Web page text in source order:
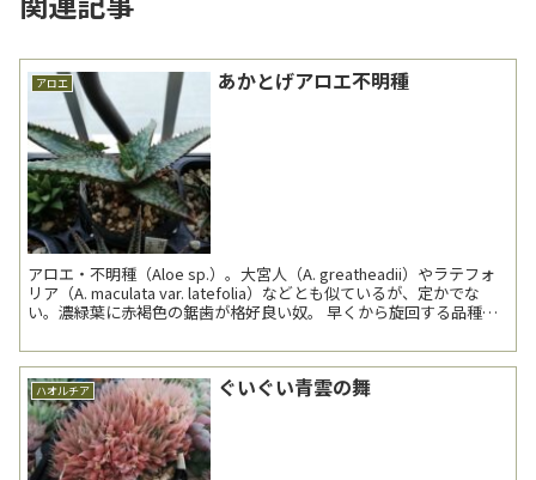
アロエ あかとげアロエ不明種
アロエ・不明種（Aloe sp.）。大宮人（A. greatheadii）やラテフォ
リア（A. maculata var. latefolia）などとも似ているが、定かでな
い。濃緑葉に赤褐色の鋸歯が格好良い奴。 早くから旋回する品種
ハオルチア ぐいぐい青雲の舞